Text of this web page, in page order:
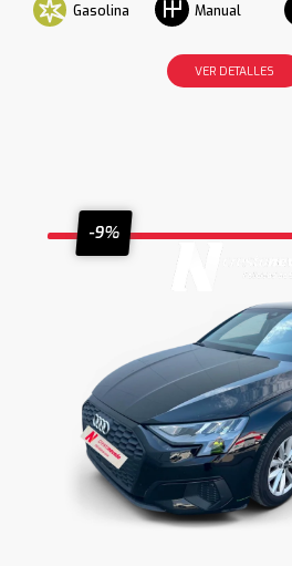
Gasolina Manual
VER DETALLES
-9%